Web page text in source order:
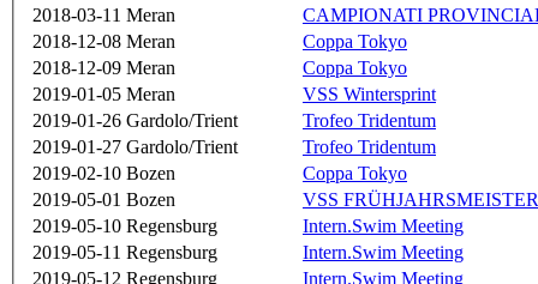
2018-03-11 Meran
CAMPIONATI
2018-12-08 Meran
Coppa Tokyo
2018-12-09 Meran
Coppa Tokyo
2019-01-05 Meran
VSS Wintersprint
2019-01-26 Gardolo/Trient
Trofeo Tridentum
2019-01-27 Gardolo/Trient
Trofeo Tridentum
2019-02-10 Bozen
Coppa Tokyo
2019-05-01 Bozen
VSS
2019-05-10 Regensburg
Intern.Swim Meeting
2019-05-11 Regensburg
Intern.Swim Meeting
2019-05-12 Regensburg Intern.Swim Meeting